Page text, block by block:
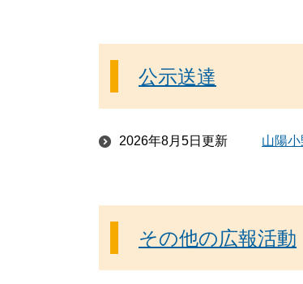
公示送達
2026年8月5日更新 山陽
その他の広報活動